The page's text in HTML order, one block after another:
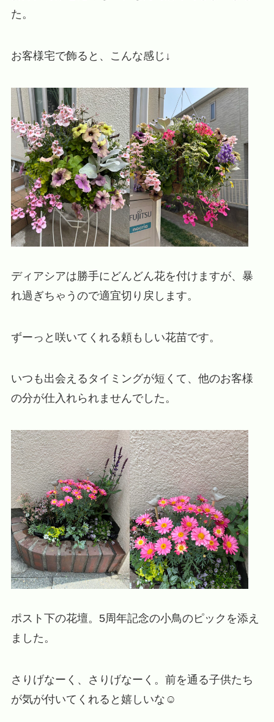
た。
お客様宅で飾ると、こんな感じ↓
ディアシアは勝手にどんどん花を付けますが、暴
れ過ぎちゃうので適宜切り戻します。
ずーっと咲いてくれる頼もしい花苗です。
いつも出会えるタイミングが短くて、他のお客様
の分が仕入れられませんでした。
ポスト下の花壇。5周年記念の小鳥のピックを添え
ました。
さりげなーく、さりげなーく。前を通る子供たち
が気が付いてくれると嬉しいな☺️